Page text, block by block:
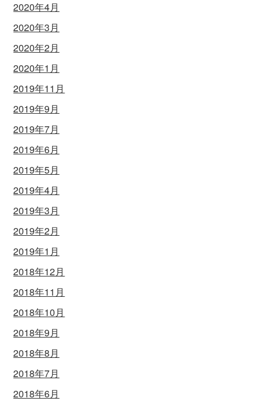
2020年4月
2020年3月
2020年2月
2020年1月
2019年11月
2019年9月
2019年7月
2019年6月
2019年5月
2019年4月
2019年3月
2019年2月
2019年1月
2018年12月
2018年11月
2018年10月
2018年9月
2018年8月
2018年7月
2018年6月